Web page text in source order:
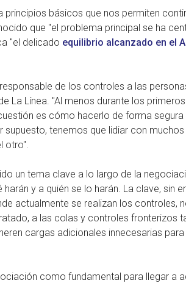
básicos que nos permiten
que "el problema principal se ha
"el delicado equilibrio alcanzado en el
de los controles a las
La Línea. "Al menos durante los
es cómo hacerlo de forma segura
supuesto, tenemos que lidiar con
otro".
un tema clave a lo largo de la
y a quién se lo harán. La clave, sin
actualmente se realizan los controles,
a las colas y controles fronterizos
cargas adicionales innecesarias
como fundamental para llegar a